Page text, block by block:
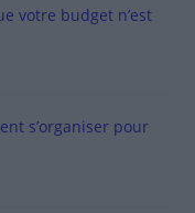
votre budget n’est
s’organiser pour